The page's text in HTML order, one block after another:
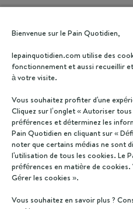
Travail
Partager Ça
Bienvenue sur le Pain Quotidien,
lepainquotidien.com utilise des
fonctionnement et aussi recueillir
à votre visite.
Vous souhaitez profiter d'une
Cliquez sur l’onglet « Autoriser
préférences et déterminez les
Pain Quotidien en cliquant sur «
noter que certains médias ne sont
l'utilisation de tous les cookies. Le
préférences en matière de cookies.
Gérer les cookies ».
Vous souhaitez en savoir plus ?